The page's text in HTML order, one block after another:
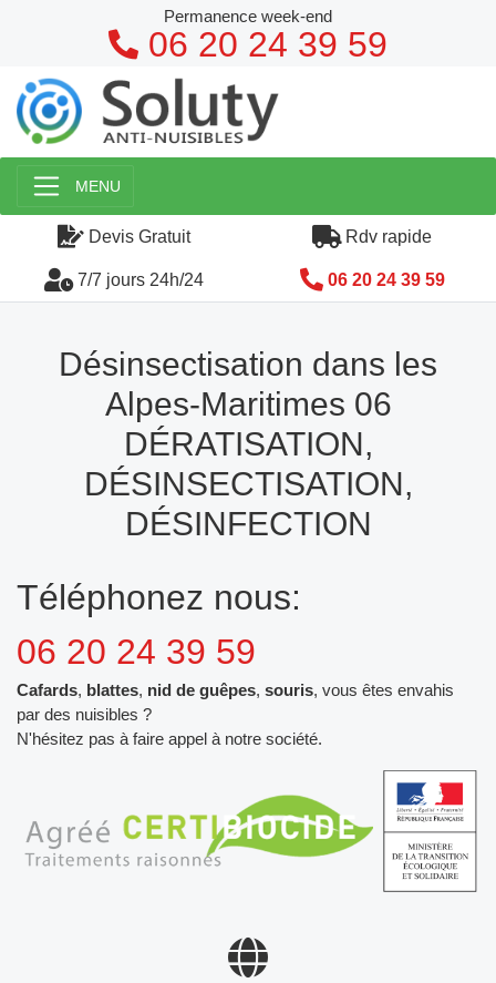
MENU
Devis Gratuit Rdv rapide
7/7 jours 24h/24 06 20 24 39 59
Désinsectisation dans les
Alpes-Maritimes 06
DÉRATISATION,
DÉSINSECTISATION,
DÉSINFECTION
Téléphonez nous:
06 20 24 39 59
Cafards, blattes, nid de guêpes, souris, vous êtes envahis
par des nuisibles ?
N'hésitez pas à faire appel à notre société.
Permanence week-end
06 20 24 39 59